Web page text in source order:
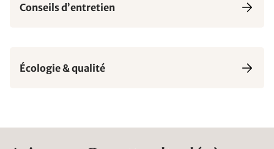
Conseils d’entretien
Écologie & qualité